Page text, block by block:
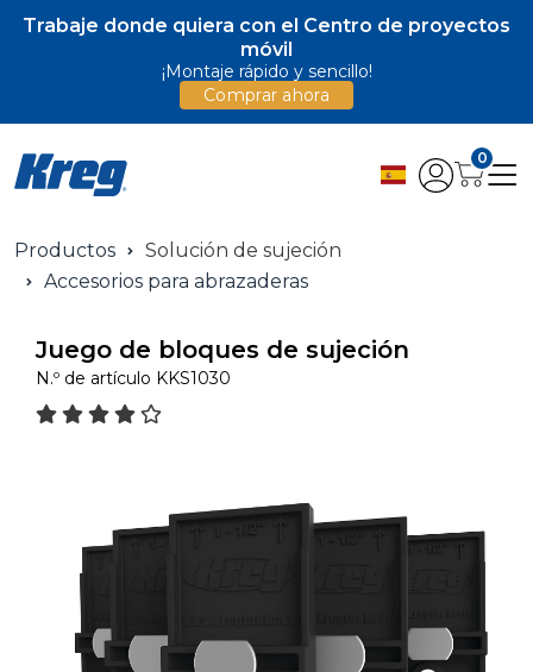
Trabaje donde quiera con el Centro de proyectos
móvil
¡Montaje rápido y sencillo!
Comprar ahora
0
Productos
Solución de sujeción
Accesorios para abrazaderas
Juego de bloques de sujeción
N.º de artículo KKS1030